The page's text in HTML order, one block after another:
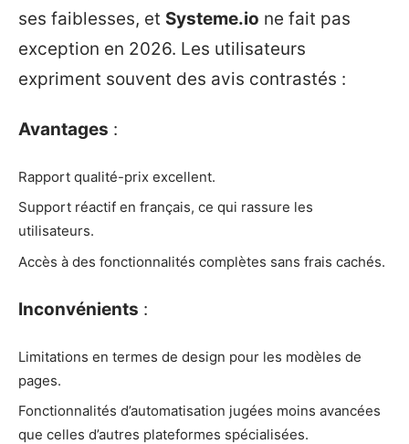
ses faiblesses, et Systeme.io ne fait pas
exception en 2026. Les utilisateurs
expriment souvent des avis contrastés :
Avantages :
Rapport qualité-prix excellent.
Support réactif en français, ce qui rassure les
utilisateurs.
Accès à des fonctionnalités complètes sans frais cachés.
Inconvénients :
Limitations en termes de design pour les modèles de
pages.
Fonctionnalités d’automatisation jugées moins avancées
que celles d’autres plateformes spécialisées.